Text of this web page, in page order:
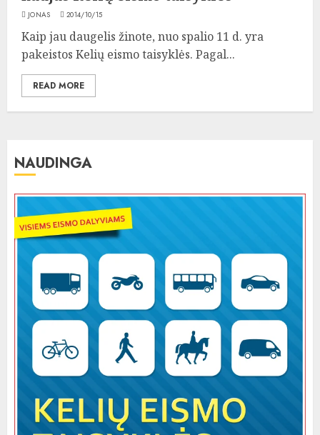
JONAS 2014/10/15
Kaip jau daugelis žinote, nuo spalio 11 d. yra
pakeistos Kelių eismo taisyklės. Pagal...
READ MORE
NAUDINGA